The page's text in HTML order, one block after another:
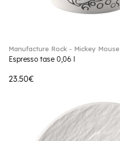
Manufacture Rock - Mickey Mouse
Espresso tase 0,06 l
23.50€